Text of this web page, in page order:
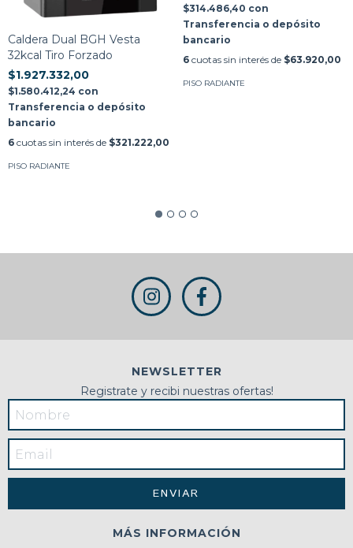
Caldera Dual BGH Vesta
32kcal Tiro Forzado
$1.927.332,00
$1.580.412,24 con
Transferencia o depósito
bancario
6 cuotas sin interés de $321.222,00
PISO RADIANTE
$314.486,40 con
Transferencia o depósito
bancario
6cuotas sin interés de $63.920,00
PISO RADIANTE
NEWSLETTER
Registrate y recibi nuestras ofertas!
MÁS INFORMACIÓN